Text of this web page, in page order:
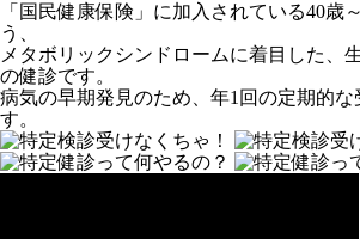
「国民健康保険」に加入されている40歳
う、
メタボリックシンドロームに着目した、
の健診です。
病気の早期発見のため、年1回の定期的
す。